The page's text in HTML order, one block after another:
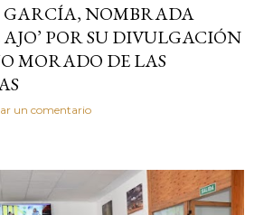
NOMBRADA
POR SU DIVULGACIÓN
MORADO DE LAS
un comentario